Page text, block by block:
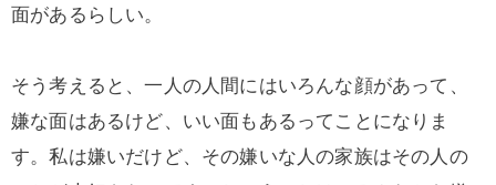
面があるらしい。
そう考えると、一人の人間にはいろんな顔があって、
嫌な面はあるけど、いい面もあるってことになりま
す。私は嫌いだけど、その嫌いな人の家族はその人の